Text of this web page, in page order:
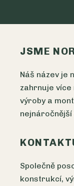
JSME
Náš název je
zahrnuje
výroby a
Společně
konstrukcí,